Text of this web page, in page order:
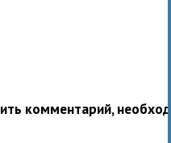
комментарий,